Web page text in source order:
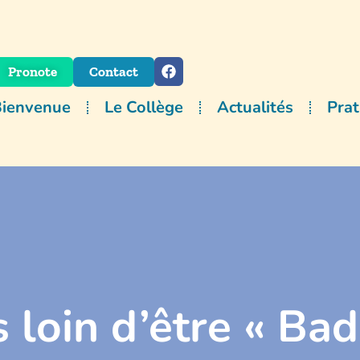
Pronote Contact
Le Collège Actualités
d’être «